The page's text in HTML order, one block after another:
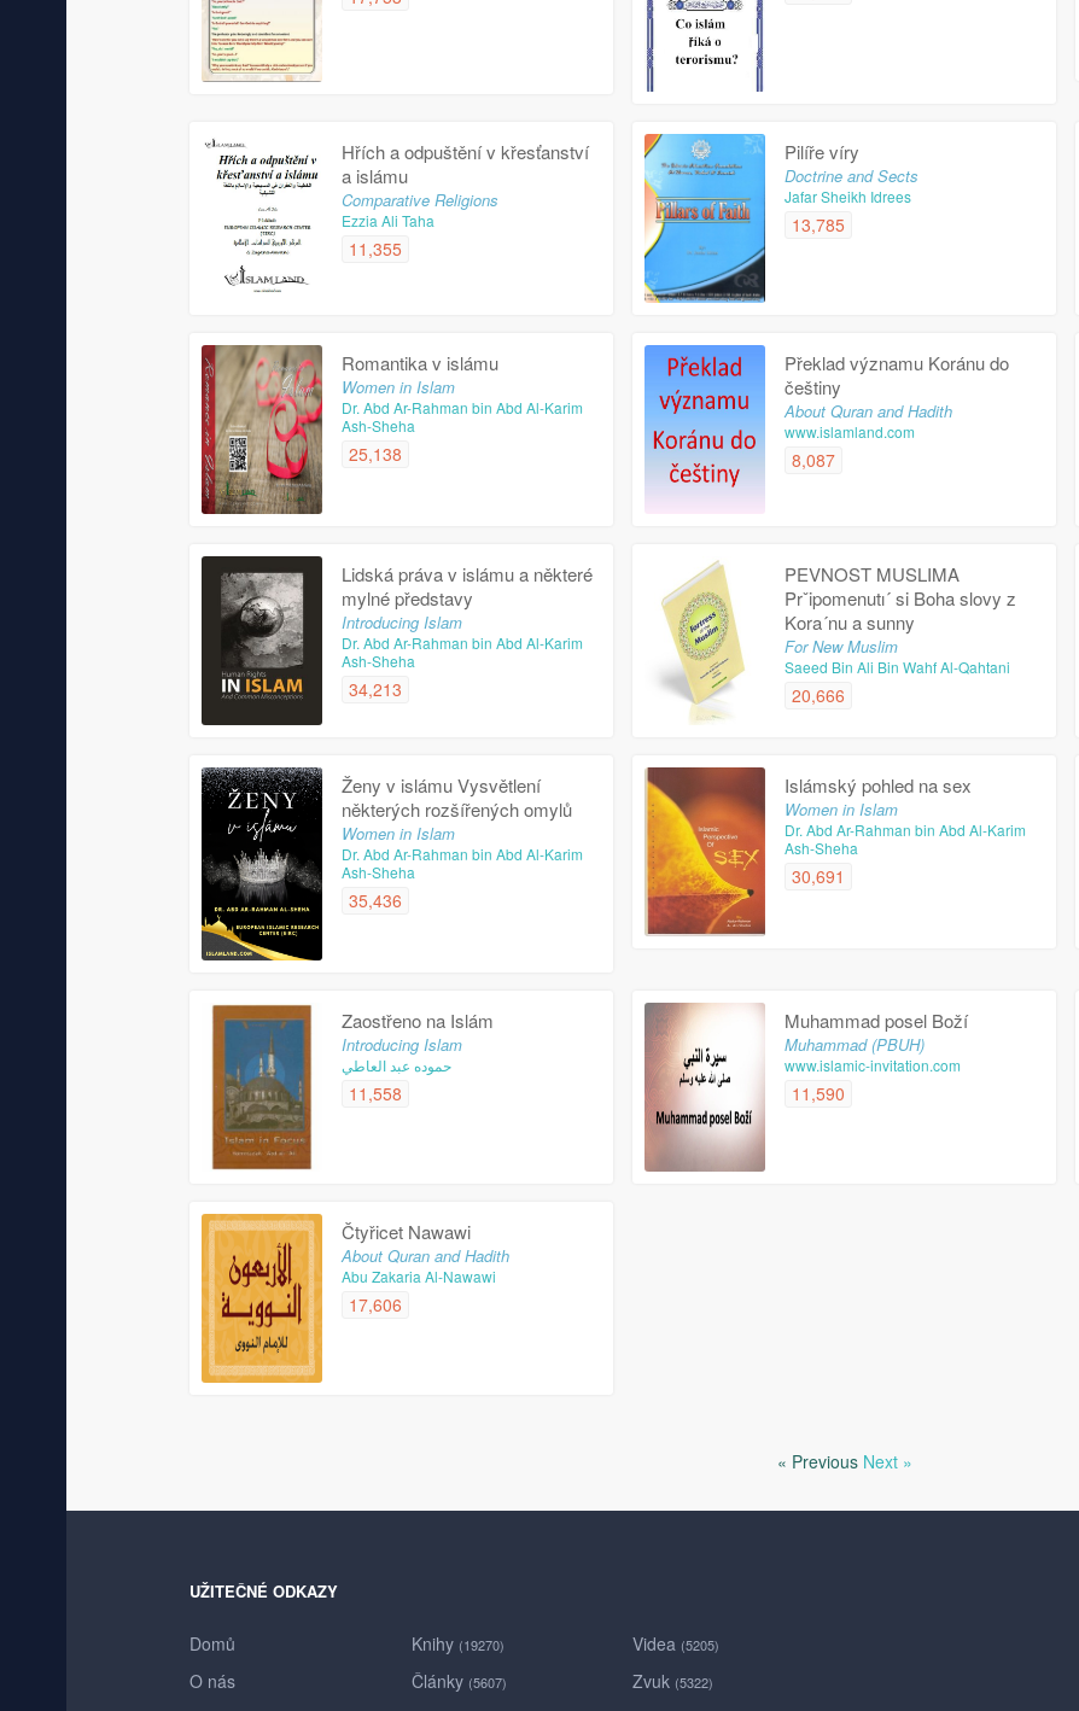
Hřích a odpuštění v křesťanství
a islámu
Comparative Religions
Ezzia Ali Taha
11,355
Pilíře víry
Doctrine and Sects
Jafar Sheikh Idrees
13,785
Romantika v islámu
Women in Islam
Dr. Abd Ar-Rahman bin Abd Al-Karim
Ash-Sheha
25,138
Překlad významu Koránu do
češtiny
About Quran and Hadith
www.islamland.com
8,087
Lidská práva v islámu a některé
mylné představy
Introducing Islam
Dr. Abd Ar-Rahman bin Abd Al-Karim
Ash-Sheha
34,213
PEVNOST MUSLIMA
Prˇipomenutı´ si Boha slovy z
Kora´nu a sunny
For New Muslim
Saeed Bin Ali Bin Wahf Al-Qahtani
20,666
Ženy v islámu Vysvětlení
některých rozšířených omylů
Women in Islam
Dr. Abd Ar-Rahman bin Abd Al-Karim
Ash-Sheha
35,436
Islámský pohled na sex
Women in Islam
Dr. Abd Ar-Rahman bin Abd Al-Karim
Ash-Sheha
30,691
Zaostřeno na Islám
Introducing Islam
حموده عبد العاطي
11,558
Muhammad posel Boží
Muhammad (PBUH)
www.islamic-invitation.com
11,590
Čtyřicet Nawawi
About Quran and Hadith
Abu Zakaria Al-Nawawi
17,606
« Previous Next »
UŽITEČNÉ ODKAZY
Domů
O nás
Knihy (19270)
Články (5607)
Videa (5205)
Zvuk (5322)